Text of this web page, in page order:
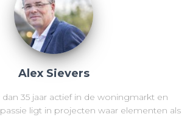
Alex Sievers
dan 35 jaar actief in de woningmarkt en
ligt in projecten waar elementen als